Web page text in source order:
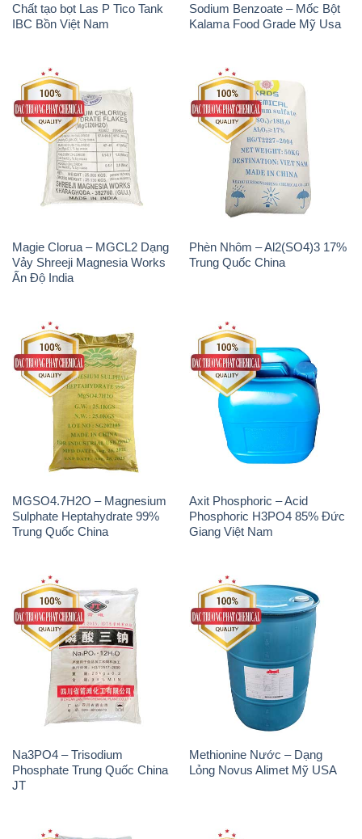
Chất tạo bọt Las P Tico Tank
IBC Bồn Việt Nam
Sodium Benzoate – Mốc Bột
Kalama Food Grade Mỹ Usa
Magie Clorua – MGCL2 Dạng
Vảy Shreeji Magnesia Works
Ấn Độ India
Phèn Nhôm – Al2(SO4)3 17%
Trung Quốc China
MGSO4.7H2O – Magnesium
Sulphate Heptahydrate 99%
Trung Quốc China
Axit Phosphoric – Acid
Phosphoric H3PO4 85% Đức
Giang Việt Nam
Na3PO4 – Trisodium
Phosphate Trung Quốc China
JT
Methionine Nước – Dạng
Lỏng Novus Alimet Mỹ USA